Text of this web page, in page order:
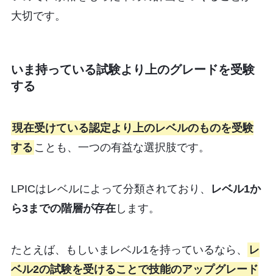
大切です。
いま持っている試験より上のグレードを受験
する
現在受けている認定より上のレベルのものを受験
する ことも、一つの有益な選択肢です。
LPICはレベルによって分類されており、
レベル1か
ら3までの階層が存在します。
たとえば、もしいまレベル1を持っているなら、
レ
ベル2の試験を受けることで技能のアップグレード